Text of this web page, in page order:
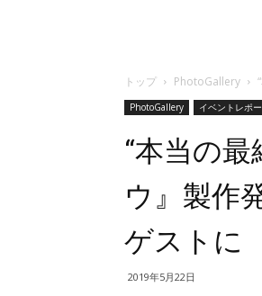
トップ PhotoGallery
PhotoGallery イベントレポ
“本当の
ウ』製作
ゲストに
2019年5月22日